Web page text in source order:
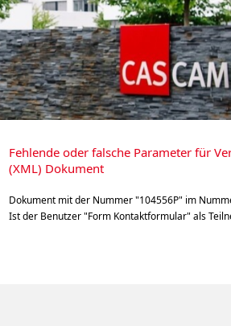
Fehlende oder falsche Parameter für
(XML) Dokument
Dokument mit der Nummer "104556P" im
Ist der Benutzer "Form Kontaktformular" als